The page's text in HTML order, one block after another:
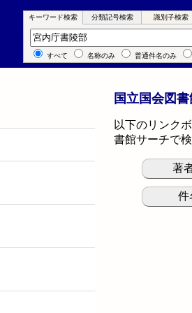
キーワード検索 分類記号検索 識別子検索
キーワード検索
すべて 名称のみ 普通件名のみ
国立国会図
以下のリンク
書館サーチで
著
件